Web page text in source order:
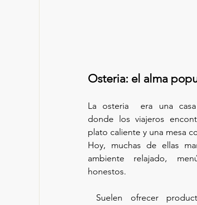
Osteria: el alma
La osteria  era una
donde los viajeros
plato caliente y una mesa
Hoy, muchas de ellas
ambiente relajado,
honestos.